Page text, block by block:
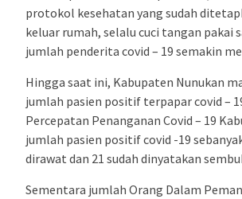
protokol kesehatan yang sudah
keluar rumah, selalu cuci tangan pakai
jumlah penderita covid – 19 semakin
Hingga saat ini, Kabupaten Nunukan
jumlah pasien positif terpapar covid –
Percepatan Penanganan Covid – 19
jumlah pasien positif covid -19
dirawat dan 21 sudah dinyatakan
Sementara jumlah Orang Dalam